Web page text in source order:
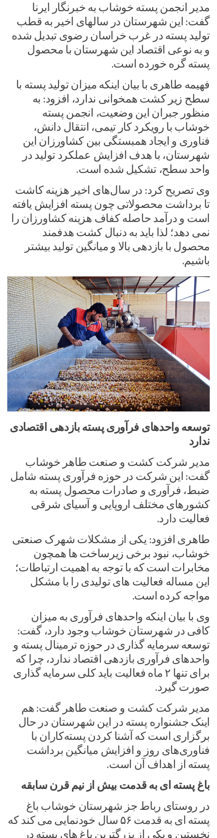
مدیر انجمن پسته خوشاب به خبرنگار ایرنا
گفت: این شهرستان در سالهای اخیر به قطب
تولید پسته در غرب خراسان رضوی تبدیل شده
و به نوعی اقتصاد این شهرستان با محصول
پسته گره خورده است.
فهیمه طاهری با بیان اینکه میزان تولید پسته با
سطح زیر کشت همخوانی ندارد، افزود: به
منظور جبران این وضعیت، انجمن پسته
خوشاب با رویکرد کار تیمی، انتقال دانش،
فناوری و ایجاد همبستگی بین کشاورزان این
شهرستان، با هدف افزایش عملکرد تولید در
واحد سطح، تشکیل شده است.
وی تصریح کرد: در سال‌های اخیر هزینه کاشت
تا برداشت محصولاتی چون پسته افزایش یافته
است و درآمد حاصله کفاف هزینه کشاورزان را
نمی دهد؛ لذا باید به دنبال کشت هدفمند
محصول با بازدهی بالا و میانگین تولید بیشتر
باشیم.
توسعه واحدهای فرآوری پسته بازدهی اقتصادی
ندارد
مدیر شرکت کشت و صنعت طاهر خوشاب
گفت: این شرکت در حوزه فرآوری پسته شامل
ضبط، فرآوری و صادرات محصول پسته به
کشورهای مختلف اروپایی و آسیای شرقی
فعالیت دارد.
طاهری افزود: یکی از مشکلات شهرک صنعتی
خوشاب، نبود برخی زیرساخت ها همچون
مخابرات است که با توجه به اهمیت ارتباطات؛
این مساله فعالیت های تولیدی را با مشکل
مواجه کرده است.
وی با بیان اینکه واحدهای فرآوری به میزان
کافی در شهرستان خوشاب وجود دارد، گفت:
توسعه سرمایه گذاری در حوزه ترمینال پسته و
واحدهای فرآوری بازدهی اقتصاد ندارد، چرا که
برای تنها ۲ ماه فعالیت باید کلی سرمایه گذاری
صورت گیرد.
مدیر شرکت کشت و صنعت طاهر گفت: هم
اینک جشنواره پسته در این شهرستان در حال
برگزاری است که آشنا کردن پسته‌کاران با
فناوری‌های روز و افزایش میانگین برداشت
پسته از اهداف آن است.
باغ پسته ای به قدمت بیش از نیم قرن سابقه
در روستای رباط جز شهرستان خوشاب باغ
پسته ای به قدمت ۵۶ سال خودنمایی می کند که
نخستین و یکی از بزرگترین باغ های پسته در